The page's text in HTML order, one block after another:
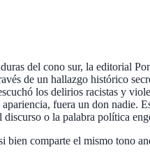
del cono sur, la editorial
de un hallazgo histórico
los delirios racistas y
fuera un don
o la palabra política
bien comparte el mismo tono